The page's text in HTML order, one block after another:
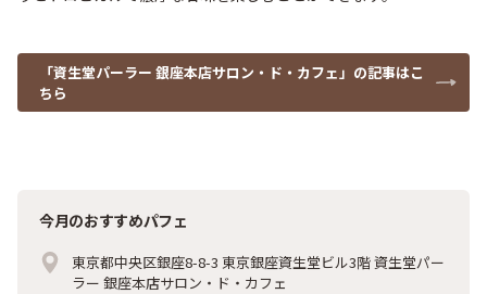
「資生堂パーラー 銀座本店サロン・ド・カフェ」の記事はこ
ちら
今月のおすすめパフェ
東京都中央区銀座8-8-3 東京銀座資生堂ビル3階 資生堂パー
ラー 銀座本店サロン・ド・カフェ